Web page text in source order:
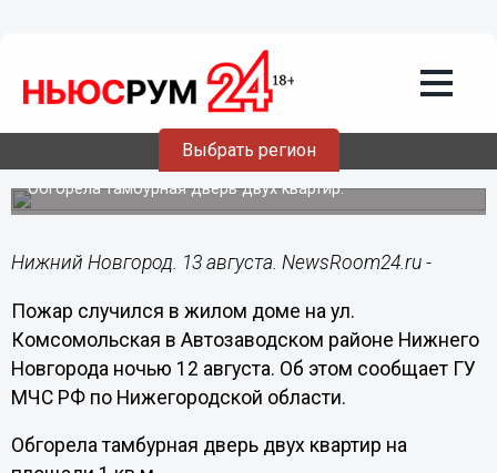
Выбрать регион
13.08.201512:08
Жилой дом подожгли ночью на улице
Комсомольской
Обгорела тамбурная дверь двух квартир.
Нижний Новгород. 13 августа. NewsRoom24.ru -
Пожар случился в жилом доме на ул.
Комсомольская в Автозаводском районе Нижнего
Новгорода ночью 12 августа. Об этом сообщает ГУ
МЧС РФ по Нижегородской области.
Обгорела тамбурная дверь двух квартир на